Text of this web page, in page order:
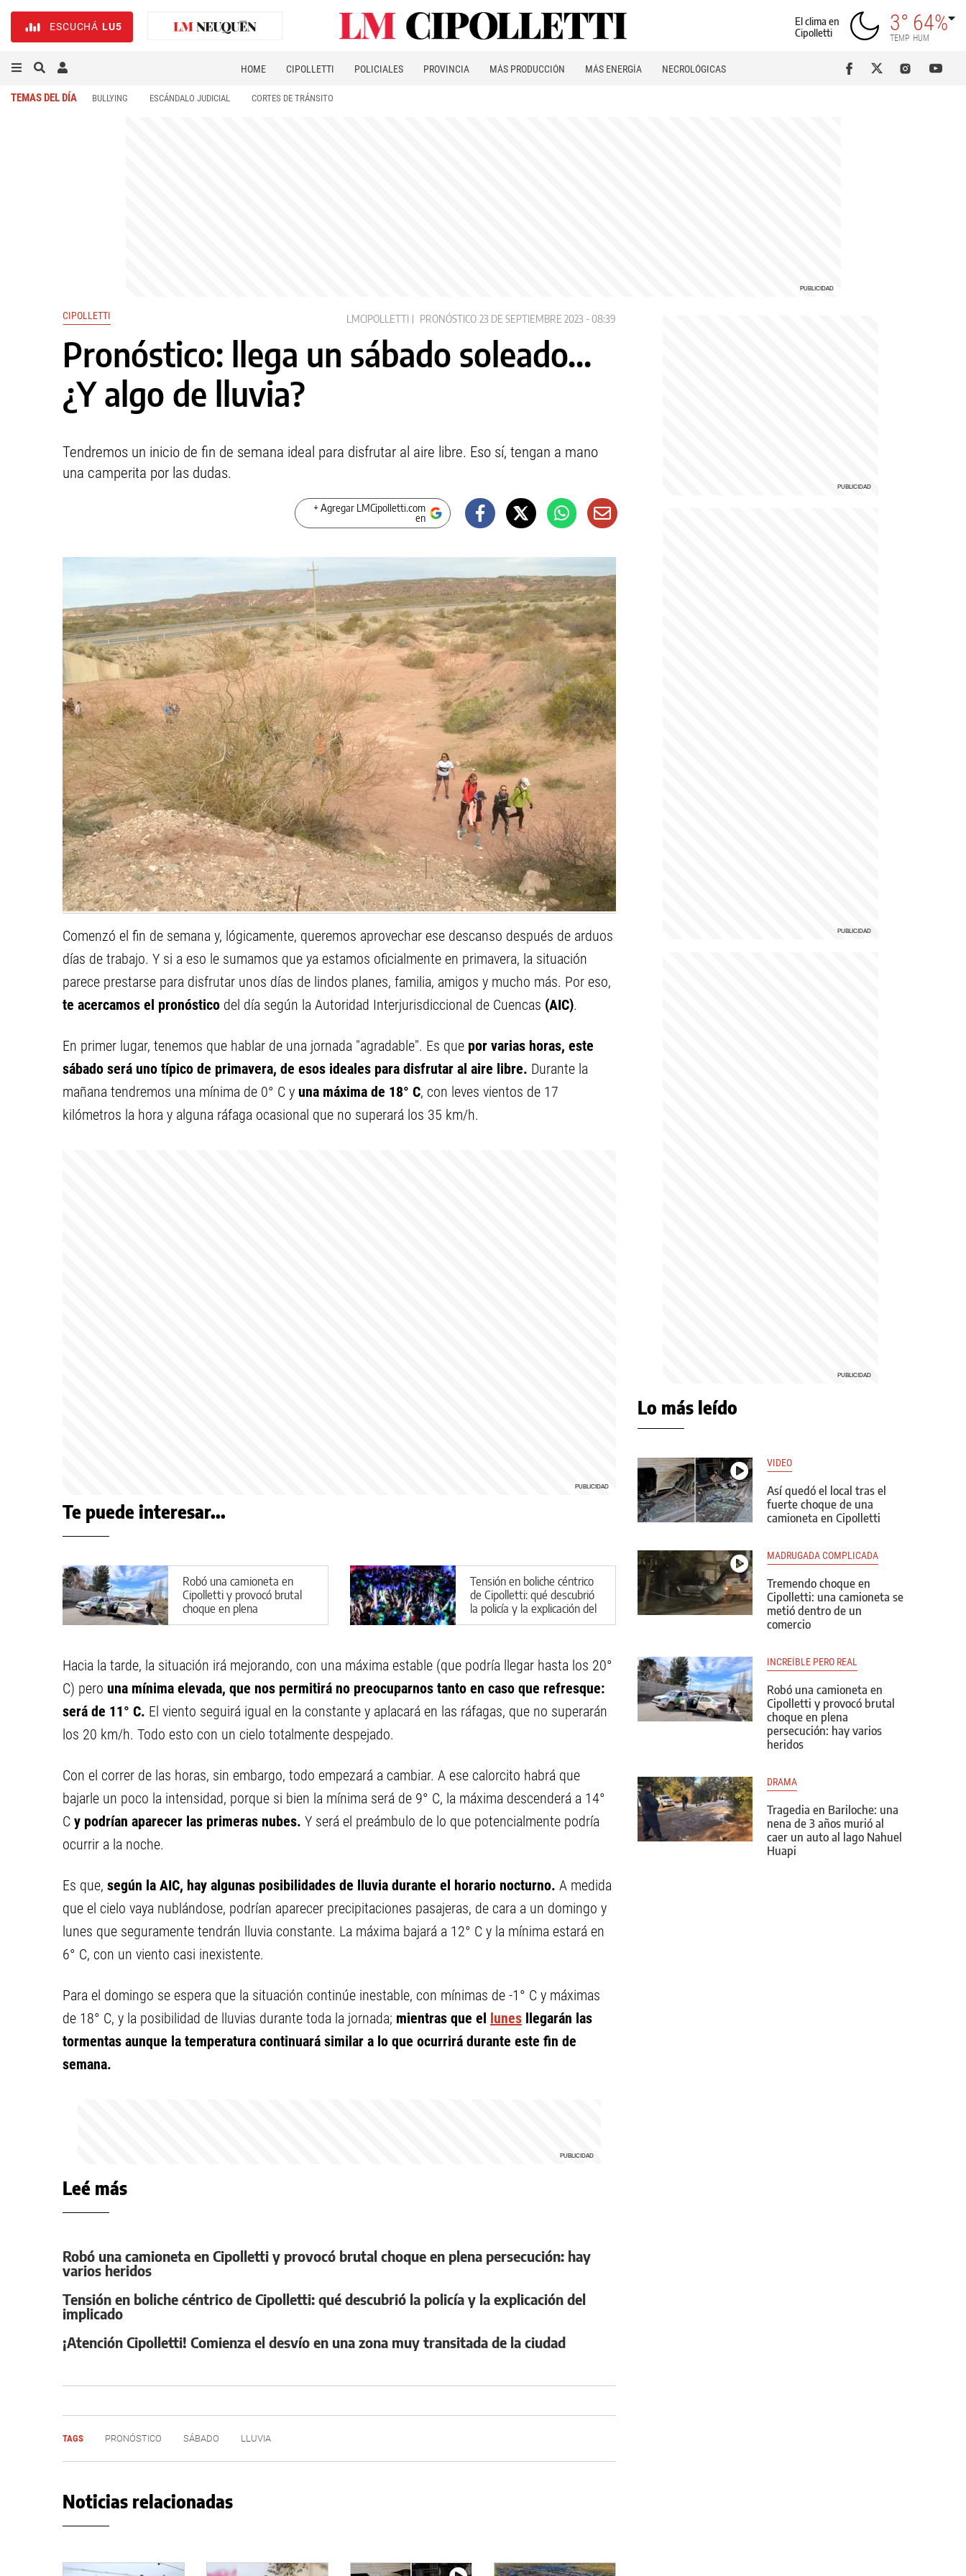
ESCUCHÁ LU5
El clima en
Cipolletti
3°
TEMP
64%
HUM
HOME CIPOLLETTI POLICIALES PROVINCIA MÁS PRODUCCIÓN MÁS ENERGÍA NECROLÓGICAS
TEMAS DEL DÍA BULLYING ESCÁNDALO JUDICIAL CORTES DE TRÁNSITO
CIPOLLETTI LMCIPOLLETTI PRONÓSTICO 23 DE SEPTIEMBRE 2023 - 08:39
Pronóstico: llega un sábado soleado...
¿Y algo de lluvia?
Tendremos un inicio de fin de semana ideal para disfrutar al aire libre. Eso sí, tengan a mano
una camperita por las dudas.
+ Agregar LMCipolletti.com
en
Comenzó el fin de semana y, lógicamente, queremos aprovechar ese descanso después de arduos
días de trabajo. Y si a eso le sumamos que ya estamos oficialmente en primavera, la situación
parece prestarse para disfrutar unos días de lindos planes, familia, amigos y mucho más. Por eso,
te acercamos el pronóstico del día según la Autoridad Interjurisdiccional de Cuencas (AIC).
En primer lugar, tenemos que hablar de una jornada "agradable". Es que por varias horas, este
sábado será uno típico de primavera, de esos ideales para disfrutar al aire libre. Durante la
mañana tendremos una mínima de 0° C y una máxima de 18° C, con leves vientos de 17
kilómetros la hora y alguna ráfaga ocasional que no superará los 35 km/h.
Te puede interesar...
Robó una camioneta en
Cipolletti y provocó brutal
choque en plena
persecución: hay varios
Tensión en boliche céntrico
de Cipolletti: qué descubrió
la policía y la explicación del
implicado
Hacia la tarde, la situación irá mejorando, con una máxima estable (que podría llegar hasta los 20°
C) pero una mínima elevada, que nos permitirá no preocuparnos tanto en caso que refresque:
será de 11° C. El viento seguirá igual en la constante y aplacará en las ráfagas, que no superarán
los 20 km/h. Todo esto con un cielo totalmente despejado.
Con el correr de las horas, sin embargo, todo empezará a cambiar. A ese calorcito habrá que
bajarle un poco la intensidad, porque si bien la mínima será de 9° C, la máxima descenderá a 14°
C y podrían aparecer las primeras nubes. Y será el preámbulo de lo que potencialmente podría
ocurrir a la noche.
Es que, según la AIC, hay algunas posibilidades de lluvia durante el horario nocturno. A medida
que el cielo vaya nublándose, podrían aparecer precipitaciones pasajeras, de cara a un domingo y
lunes que seguramente tendrán lluvia constante. La máxima bajará a 12° C y la mínima estará en
6° C, con un viento casi inexistente.
Para el domingo se espera que la situación continúe inestable, con mínimas de -1° C y máximas
de 18° C, y la posibilidad de lluvias durante toda la jornada; mientras que el lunes llegarán las
tormentas aunque la temperatura continuará similar a lo que ocurrirá durante este fin de
semana.
Leé más
Robó una camioneta en Cipolletti y provocó brutal choque en plena persecución: hay
varios heridos
Tensión en boliche céntrico de Cipolletti: qué descubrió la policía y la explicación del
implicado
¡Atención Cipolletti! Comienza el desvío en una zona muy transitada de la ciudad
TAGS PRONÓSTICO SÁBADO LLUVIA
Noticias relacionadas
Lo más leído
VIDEO
Así quedó el local tras el
fuerte choque de una
camioneta en Cipolletti
MADRUGADA COMPLICADA
Tremendo choque en
Cipolletti: una camioneta se
metió dentro de un
comercio
INCREÍBLE PERO REAL
Robó una camioneta en
Cipolletti y provocó brutal
choque en plena
persecución: hay varios
heridos
DRAMA
Tragedia en Bariloche: una
nena de 3 años murió al
caer un auto al lago Nahuel
Huapi